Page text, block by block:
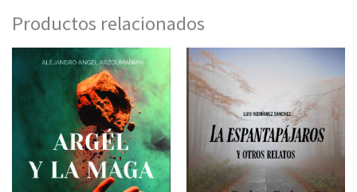
Productos relacionados